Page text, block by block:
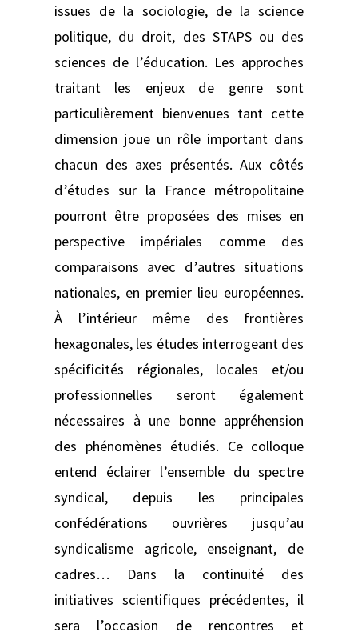
issues de la sociologie, de la science
politique, du droit, des STAPS ou des
sciences de l’éducation. Les approches
traitant les enjeux de genre sont
particulièrement bienvenues tant cette
dimension joue un rôle important dans
chacun des axes présentés. Aux côtés
d’études sur la France métropolitaine
pourront être proposées des mises en
perspective impériales comme des
comparaisons avec d’autres situations
nationales, en premier lieu européennes.
À l’intérieur même des frontières
hexagonales, les études interrogeant des
spécificités régionales, locales et/ou
professionnelles seront également
nécessaires à une bonne appréhension
des phénomènes étudiés. Ce colloque
entend éclairer l’ensemble du spectre
syndical, depuis les principales
confédérations ouvrières jusqu’au
syndicalisme agricole, enseignant, de
cadres… Dans la continuité des
initiatives scientifiques précédentes, il
sera l’occasion de rencontres et